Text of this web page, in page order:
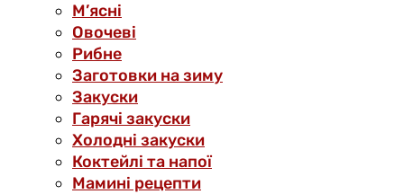
М’ясні
Овочеві
Рибне
Заготовки на зиму
Закуски
Гарячі закуски
Холодні закуски
Коктейлі та напої
Мамині рецепти